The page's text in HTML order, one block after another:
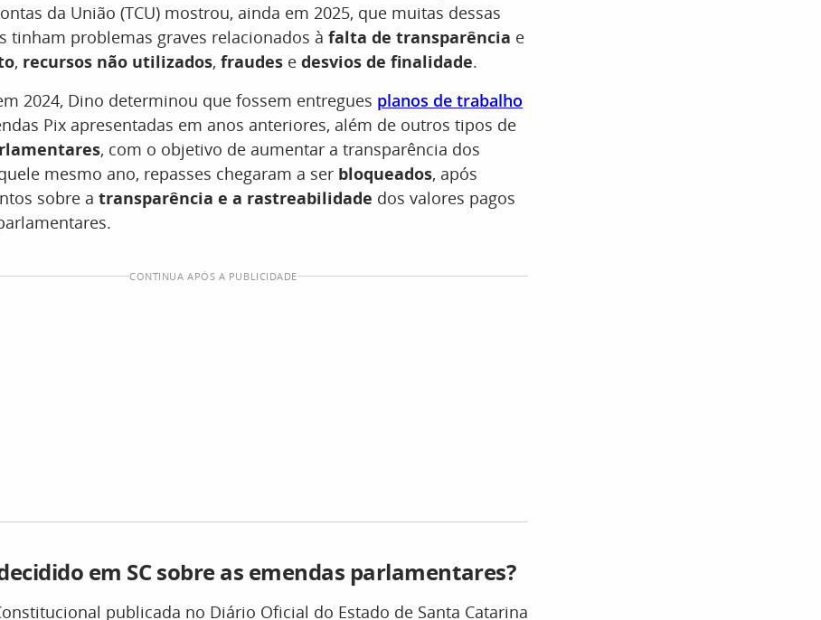
da União (TCU) mostrou, ainda em 2025, que muitas dessas
tinham problemas graves relacionados à falta de transparência e
, recursos não utilizados, fraudes e desvios de finalidade.
2024, Dino determinou que fossem entregues planos de trabalho
Pix apresentadas em anos anteriores, além de outros tipos de
, com o objetivo de aumentar a transparência dos
mesmo ano, repasses chegaram a ser bloqueados, após
sobre a transparência e a rastreabilidade dos valores pagos
CONTINUA APÓS A PUBLICIDADE
em SC sobre as emendas parlamentares?
publicada no Diário Oficial do Estado de Santa Catarina